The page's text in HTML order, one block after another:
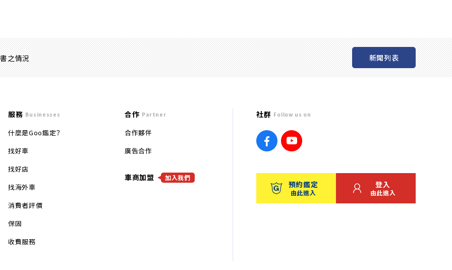
之情況 新聞列表
服務 Businesses
什麼是Goo鑑定？
找好車
找好店
找海外車
消費者評價
保固
收費服務
合作 Partner
合作夥伴
廣告合作
車商加盟 加入我們
社群 Follow us on
預約鑑定
由此進入
登入
由此進入